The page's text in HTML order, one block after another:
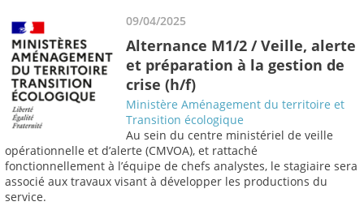
09/04/2025
Alternance M1/2 / Veille, alerte
et préparation à la gestion de
crise (h/f)
Ministère Aménagement du territoire et
Transition écologique
Au sein du centre ministériel de veille
opérationnelle et d’alerte (CMVOA), et rattaché
fonctionnellement à l’équipe de chefs analystes, le stagiaire sera
associé aux travaux visant à développer les productions du
service.